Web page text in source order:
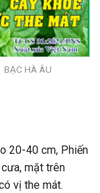
BẠC HÀ ÂU
20-40 cm, Phiến
mặt trên
vị the mát.